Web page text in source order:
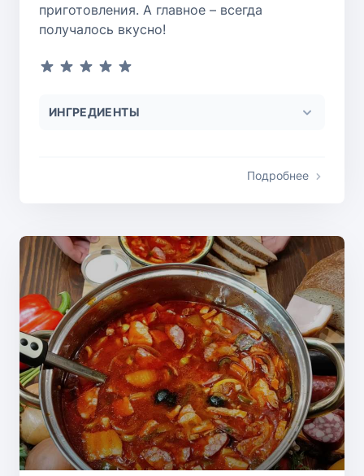
приготовления. А главное – всегда
получалось вкусно!
ИНГРЕДИЕНТЫ
Подробнее